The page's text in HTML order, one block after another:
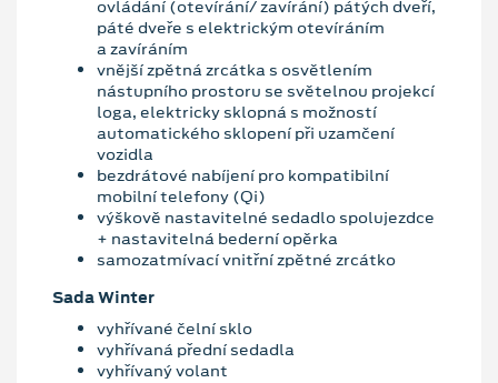
ovládání (otevírání/ zavírání) pátých dveří,
páté dveře s elektrickým otevíráním
a zavíráním
vnější zpětná zrcátka s osvětlením
nástupního prostoru se světelnou projekcí
loga, elektricky sklopná s možností
automatického sklopení při uzamčení
vozidla
bezdrátové nabíjení pro kompatibilní
mobilní telefony (Qi)
výškově nastavitelné sedadlo spolujezdce
+ nastavitelná bederní opěrka
samozatmívací vnitřní zpětné zrcátko
Sada Winter
vyhřívané čelní sklo
vyhřívaná přední sedadla
vyhřívaný volant